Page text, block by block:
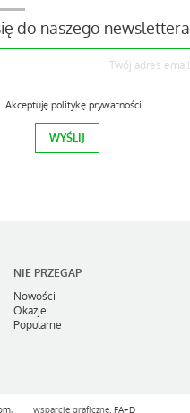
do naszego newslettera
Akceptuję politykę prywatności.
NIE PRZEGAP
Nowości
Okazje
Popularne
, wsparcie graficzne: FA+D